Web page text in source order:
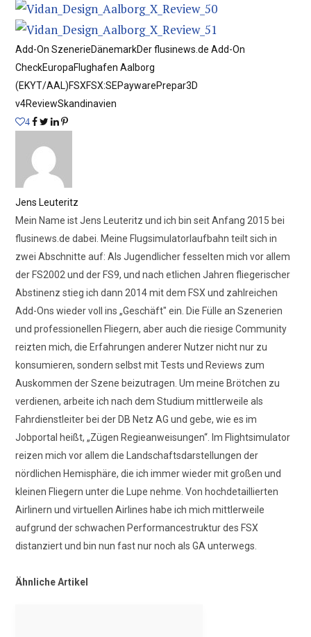
Add-On SzenerieDänemarkDer flusinews.de Add-On
CheckEuropaFlughafen Aalborg
(EKYT/AAL)FSXFSX:SEPaywarePrepar3D
v4ReviewSkandinavien
4
Jens Leuteritz
Mein Name ist Jens Leuteritz und ich bin seit Anfang 2015 bei
flusinews.de dabei. Meine Flugsimulatorlaufbahn teilt sich in
zwei Abschnitte auf: Als Jugendlicher fesselten mich vor allem
der FS2002 und der FS9, und nach etlichen Jahren fliegerischer
Abstinenz stieg ich dann 2014 mit dem FSX und zahlreichen
Add-Ons wieder voll ins „Geschäft" ein. Die Fülle an Szenerien
und professionellen Fliegern, aber auch die riesige Community
reizten mich, die Erfahrungen anderer Nutzer nicht nur zu
konsumieren, sondern selbst mit Tests und Reviews zum
Auskommen der Szene beizutragen. Um meine Brötchen zu
verdienen, arbeite ich nach dem Studium mittlerweile als
Fahrdienstleiter bei der DB Netz AG und gebe, wie es im
Jobportal heißt, „Zügen Regieanweisungen“. Im Flightsimulator
reizen mich vor allem die Landschaftsdarstellungen der
nördlichen Hemisphäre, die ich immer wieder mit großen und
kleinen Fliegern unter die Lupe nehme. Von hochdetaillierten
Airlinern und virtuellen Airlines habe ich mich mittlerweile
aufgrund der schwachen Performancestruktur des FSX
distanziert und bin nun fast nur noch als GA unterwegs.
Ähnliche Artikel